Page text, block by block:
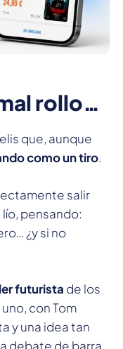
rollo…
que, aunque
como un tiro.
salir
pensando:
¿y si no
futurista de los
con Tom
y una idea tan
debate de barra